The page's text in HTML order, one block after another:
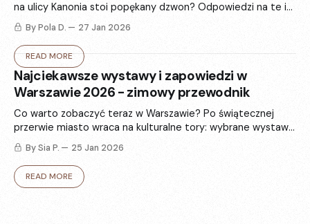
na ulicy Kanonia stoi popękany dzwon? Odpowiedzi na te i
inne pytania znajdujemy w 6 najsłynniejszych warszawskich
legendach.
By Pola D. 27 Jan 2026
READ MORE
Najciekawsze wystawy i zapowiedzi w
Warszawie 2026 - zimowy przewodnik
Co warto zobaczyć teraz w Warszawie? Po świątecznej
przerwie miasto wraca na kulturalne tory: wybrane wystawy
i zapowiedzi, które rozgrzeją - od sztuki i fotografii po
modę.
By Sia P. 25 Jan 2026
READ MORE